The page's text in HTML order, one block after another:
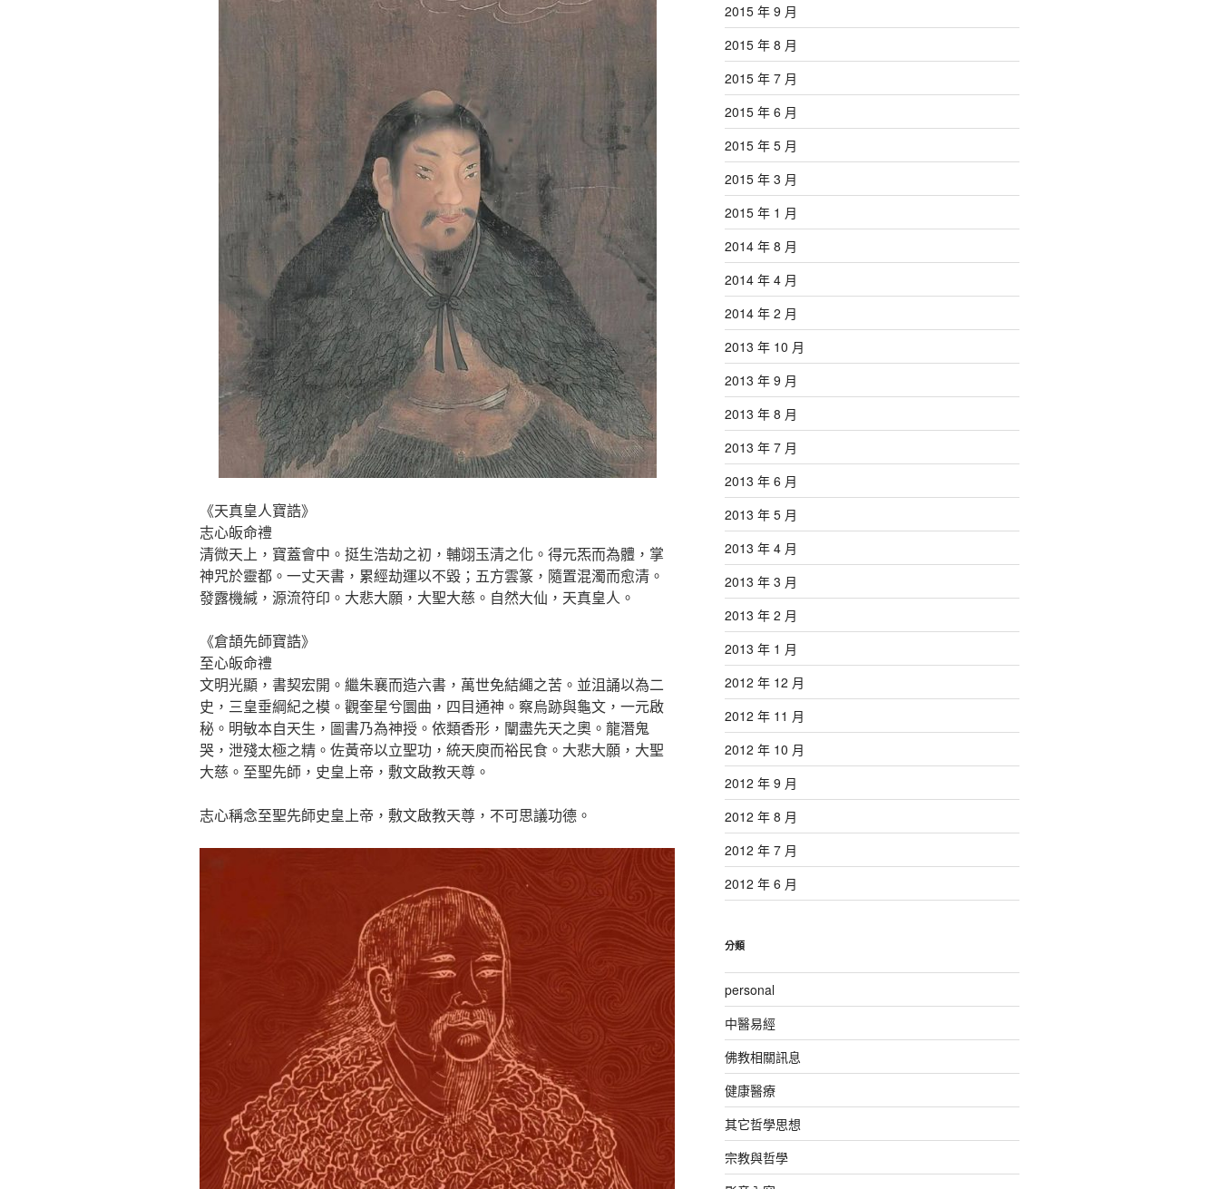
《天真皇人寶誥》
志心皈命禮
清微天上，寶蓋會中。挺生浩劫之初，輔翊玉清之化。得元炁而為體，掌
神咒於靈都。一丈天書，累經劫運以不毀；五方雲篆，隨置混濁而愈清。
發露機緘，源流符印。大悲大願，大聖大慈。自然大仙，天真皇人。
《倉頡先師寶誥》
至心皈命禮
文明光顯，書契宏開。繼朱襄而造六書，萬世免結繩之苦。並沮誦以為二
史，三皇垂綱紀之模。觀奎星兮圜曲，四目通神。察烏跡與龜文，一元啟
秘。明敏本自天生，圖書乃為神授。依類香形，闡盡先天之奧。龍潛鬼
哭，泄殘太極之精。佐黃帝以立聖功，統天庾而裕民食。大悲大願，大聖
大慈。至聖先師，史皇上帝，敷文啟教天尊。
志心稱念至聖先師史皇上帝，敷文啟教天尊，不可思議功德。
2015 年 9 月
2015 年 8 月
2015 年 7 月
2015 年 6 月
2015 年 5 月
2015 年 3 月
2015 年 1 月
2014 年 8 月
2014 年 4 月
2014 年 2 月
2013 年 10 月
2013 年 9 月
2013 年 8 月
2013 年 7 月
2013 年 6 月
2013 年 5 月
2013 年 4 月
2013 年 3 月
2013 年 2 月
2013 年 1 月
2012 年 12 月
2012 年 11 月
2012 年 10 月
2012 年 9 月
2012 年 8 月
2012 年 7 月
2012 年 6 月
分類
personal
中醫易經
佛教相關訊息
健康醫療
其它哲學思想
宗教與哲學